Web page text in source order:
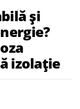
și
izolație